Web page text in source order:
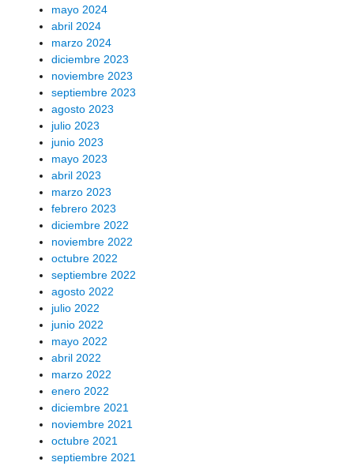
mayo 2024
abril 2024
marzo 2024
diciembre 2023
noviembre 2023
septiembre 2023
agosto 2023
julio 2023
junio 2023
mayo 2023
abril 2023
marzo 2023
febrero 2023
diciembre 2022
noviembre 2022
octubre 2022
septiembre 2022
agosto 2022
julio 2022
junio 2022
mayo 2022
abril 2022
marzo 2022
enero 2022
diciembre 2021
noviembre 2021
octubre 2021
septiembre 2021